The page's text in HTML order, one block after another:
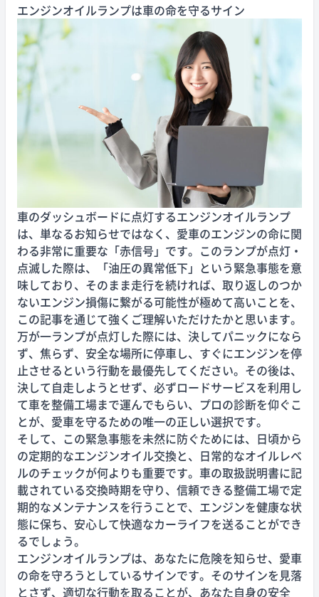
エンジンオイルランプは車の命を守るサイン
車のダッシュボードに点灯するエンジンオイルランプ
は、単なるお知らせではなく、愛車のエンジンの命に関
わる非常に重要な「赤信号」です。このランプが点灯・
点滅した際は、「油圧の異常低下」という緊急事態を意
味しており、そのまま走行を続ければ、取り返しのつか
ないエンジン損傷に繋がる可能性が極めて高いことを、
この記事を通じて強くご理解いただけたかと思います。
万が一ランプが点灯した際には、決してパニックになら
ず、焦らず、安全な場所に停車し、すぐにエンジンを停
止させるという行動を最優先してください。その後は、
決して自走しようとせず、必ずロードサービスを利用し
て車を整備工場まで運んでもらい、プロの診断を仰ぐこ
とが、愛車を守るための唯一の正しい選択です。
そして、この緊急事態を未然に防ぐためには、日頃から
の定期的なエンジンオイル交換と、日常的なオイルレベ
ルのチェックが何よりも重要です。車の取扱説明書に記
載されている交換時期を守り、信頼できる整備工場で定
期的なメンテナンスを行うことで、エンジンを健康な状
態に保ち、安心して快適なカーライフを送ることができ
るでしょう。
エンジンオイルランプは、あなたに危険を知らせ、愛車
の命を守ろうとしているサインです。そのサインを見落
とさず、適切な行動を取ることが、あなた自身の安全